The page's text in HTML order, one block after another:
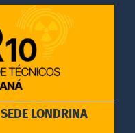
SEDE LONDRINA